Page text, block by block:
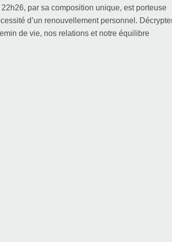
par sa composition unique, est porteuse
d’un renouvellement personnel.
de vie, nos relations et notre équilibre